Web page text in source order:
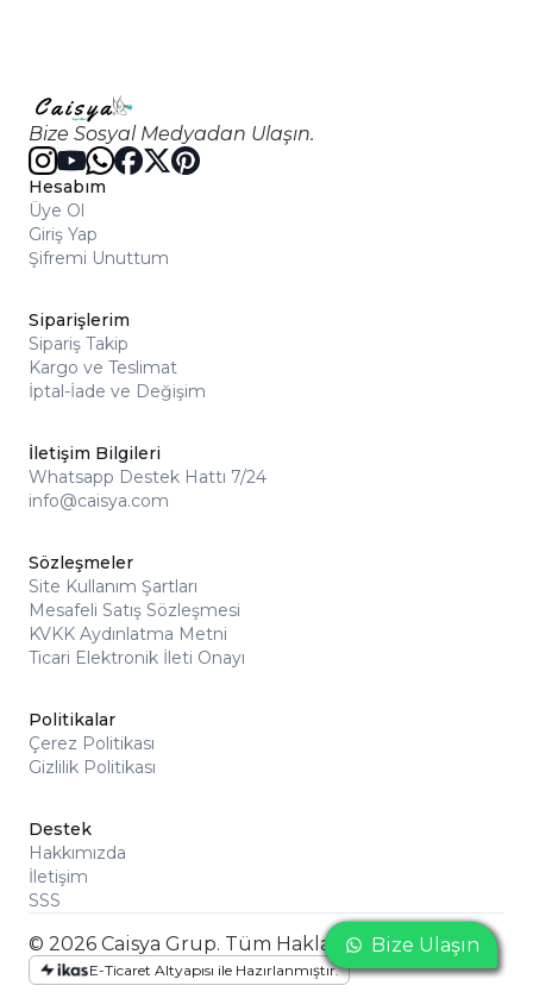
Bize Sosyal Medyadan Ulaşın.
Hesabım
Üye Ol
Giriş Yap
Şifremi Unuttum
Siparişlerim
Sipariş Takip
Kargo ve Teslimat
İptal-İade ve Değişim
İletişim Bilgileri
Whatsapp Destek Hattı 7/24
info@caisya.com
Sözleşmeler
Site Kullanım Şartları
Mesafeli Satış Sözleşmesi
KVKK Aydınlatma Metni
Ticari Elektronik İleti Onayı
Politikalar
Çerez Politikası
Gizlilik Politikası
Destek
Hakkımızda
İletişim
SSS
© 2026 Caisya Grup. Tüm Hakları Saklıdır
E-Ticaret Altyapısı ile Hazırlanmıştır.
Bize Ulaşın
Bize Ulaşın
Bize Ulaşın